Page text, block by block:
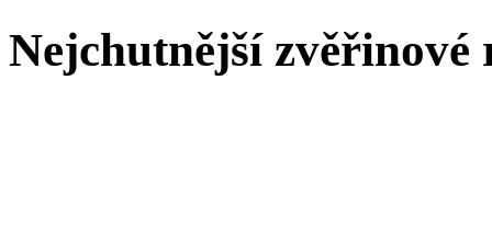
Nejchutnější zvěřinové